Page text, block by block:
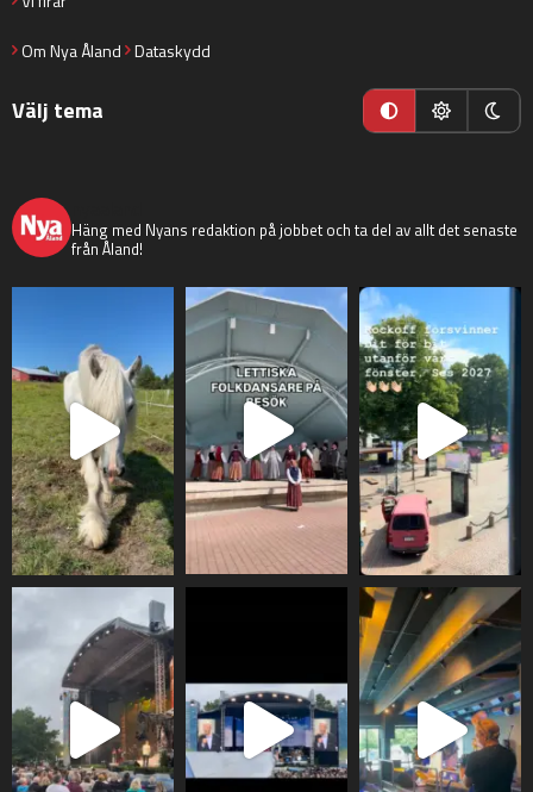
Om Nya Åland Dataskydd
Välj tema
Häng med Nyans redaktion på jobbet och ta del av allt det senaste
från Åland!